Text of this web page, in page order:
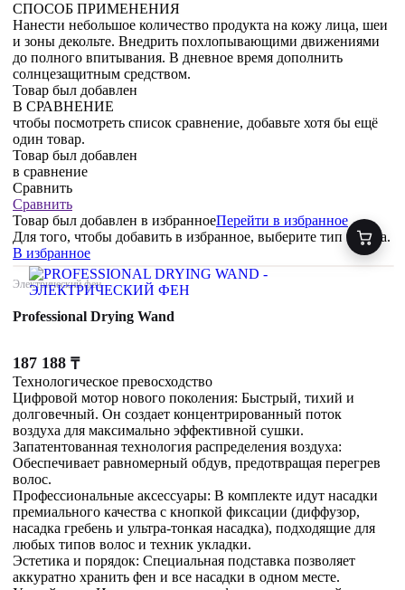
СПОСОБ ПРИМЕНЕНИЯ
Нанести небольшое количество продукта на кожу лица, шеи
и зоны декольте. Внедрить похлопывающими движениями
до полного впитывания. В дневное время дополнить
солнцезащитным средством.
Товар был добавлен
В СРАВНЕНИЕ
чтобы посмотреть список сравнение, добавьте хотя бы ещё
один товар.
Товар был добавлен
в сравнение
Сравнить
Сравнить
Товар был добавлен в избранноеПерейти в избранное
Для того, чтобы добавить в избранное, выберите тип товара.
В избранное
Электрический фен
Professional Drying Wand
187 188 ₸
Технологическое превосходство
Цифровой мотор нового поколения: Быстрый, тихий и
долговечный. Он создает концентрированный поток
воздуха для максимально эффективной сушки.
Запатентованная технология распределения воздуха:
Обеспечивает равномерный обдув, предотвращая перегрев
волос.
Профессиональные аксессуары: В комплекте идут насадки
премиального качества с кнопкой фиксации (диффузор,
насадка гребень и ультра-тонкая насадка), подходящие для
любых типов волос и техник укладки.
Эстетика и порядок: Специальная подставка позволяет
аккуратно хранить фен и все насадки в одном месте.